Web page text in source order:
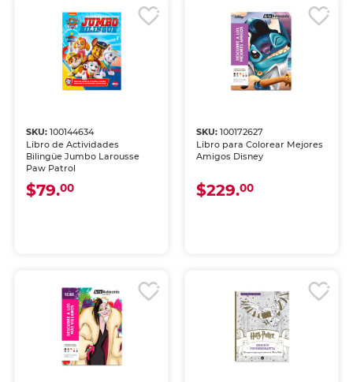
SKU:100144634
Libro de Actividades
Bilingüe Jumbo Larousse
Paw Patrol
$79.00
SKU: 100172627
Libro para Colorear Mejores
Amigos Disney
$229.00